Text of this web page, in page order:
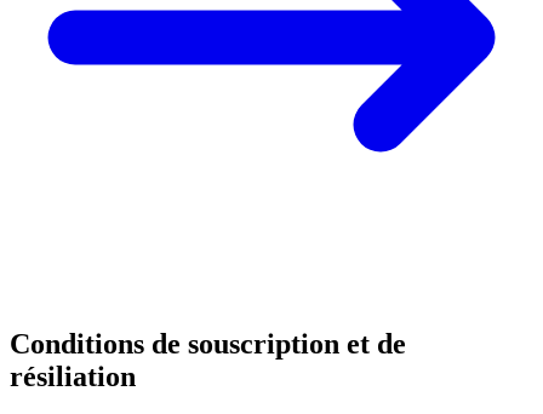
Conditions de souscription et de
résiliation